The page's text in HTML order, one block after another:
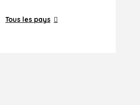
Tous les pays